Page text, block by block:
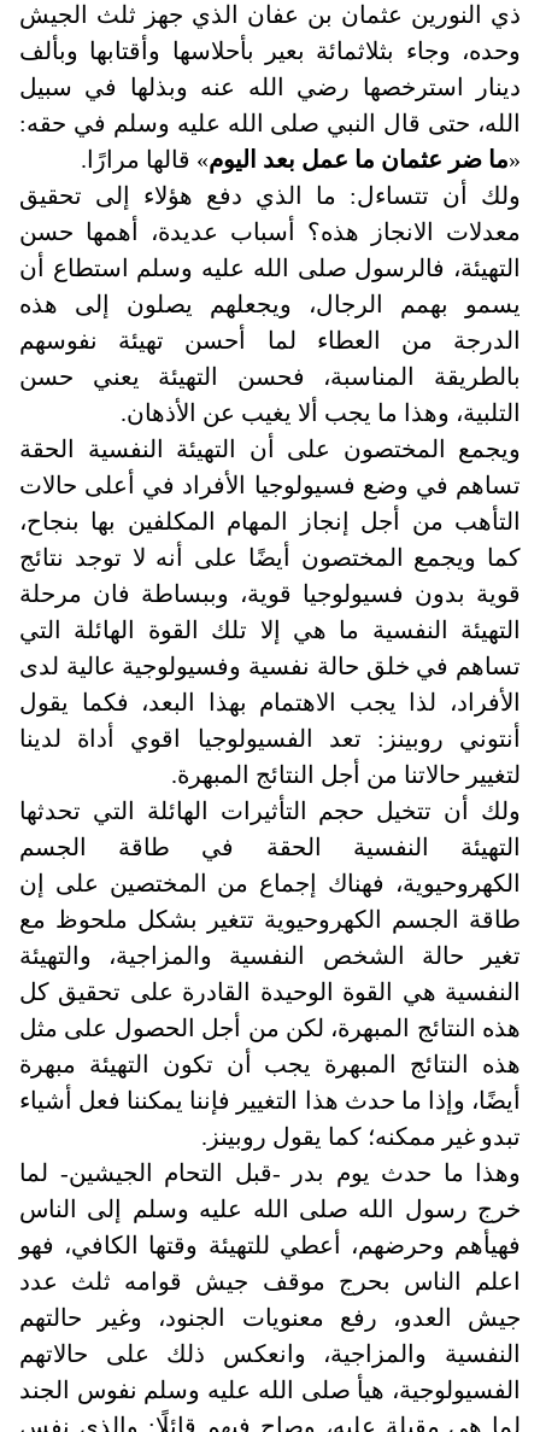
ذي النورين عثمان بن عفان الذي جهز ثلث الجيش
وحده، وجاء بثلاثمائة بعير بأحلاسها وأقتابها وبألف
دينار استرخصها رضي الله عنه وبذلها في سبيل
الله، حتى قال النبي صلى الله عليه وسلم في حقه:
«ما ضر عثمان ما عمل بعد اليوم» قالها مرارًا .
ولك أن تتساءل: ما الذي دفع هؤلاء إلى تحقيق
معدلات الانجاز هذه؟ أسباب عديدة، أهمها حسن
التهيئة، فالرسول صلى الله عليه وسلم استطاع أن
يسمو بهمم الرجال، ويجعلهم يصلون إلى هذه
الدرجة من العطاء لما أحسن تهيئة نفوسهم
بالطريقة المناسبة، فحسن التهيئة يعني حسن
التلبية، وهذا ما يجب ألا يغيب عن الأذهان.
ويجمع المختصون على أن التهيئة النفسية الحقة
تساهم في وضع فسيولوجيا الأفراد في أعلى حالات
التأهب من أجل إنجاز المهام المكلفين بها بنجاح،
كما ويجمع المختصون أيضًا على أنه لا توجد نتائج
قوية بدون فسيولوجيا قوية، وببساطة فان مرحلة
التهيئة النفسية ما هي إلا تلك القوة الهائلة التي
تساهم في خلق حالة نفسية وفسيولوجية عالية لدى
الأفراد، لذا يجب الاهتمام بهذا البعد، فكما يقول
أنتوني روبينز: تعد الفسيولوجيا اقوي أداة لدينا
لتغيير حالاتنا من أجل النتائج المبهرة.
ولك أن تتخيل حجم التأثيرات الهائلة التي تحدثها
التهيئة النفسية الحقة في طاقة الجسم
الكهروحيوية، فهناك إجماع من المختصين على إن
طاقة الجسم الكهروحيوية تتغير بشكل ملحوظ مع
تغير حالة الشخص النفسية والمزاجية، والتهيئة
النفسية هي القوة الوحيدة القادرة على تحقيق كل
هذه النتائج المبهرة، لكن من أجل الحصول على مثل
هذه النتائج المبهرة يجب أن تكون التهيئة مبهرة
أيضًا، وإذا ما حدث هذا التغيير فإننا يمكننا فعل أشياء
تبدو غير ممكنه؛ كما يقول روبينز .
وهذا ما حدث يوم بدر -قبل التحام الجيشين- لما
خرج رسول الله صلى الله عليه وسلم إلى الناس
فهيأهم وحرضهم، أعطي للتهيئة وقتها الكافي، فهو
اعلم الناس بحرج موقف جيش قوامه ثلث عدد
جيش العدو، رفع معنويات الجنود، وغير حالتهم
النفسية والمزاجية، وانعكس ذلك على حالاتهم
الفسيولوجية، هيأ صلى الله عليه وسلم نفوس الجند
لما هي مقبلة عليه، وصاح فيهم قائلًا: والذي نفس